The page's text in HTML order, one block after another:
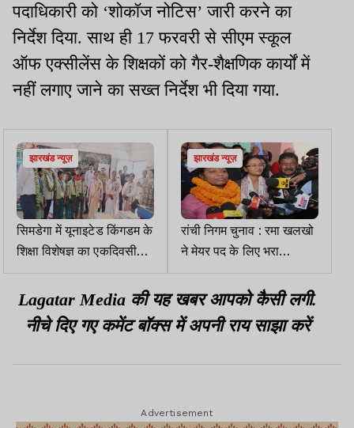
पदाधिकारी को ‘शोकॉज नोटिस’ जारी करने का
निर्देश दिया. साथ ही 17 फरवरी से सीएम स्कूल
ऑफ एक्सीलेंस के शिक्षकों को गैर-शैक्षणिक कार्यों में
नहीं लगाए जाने का सख्त निर्देश भी दिया गया.
झारखंड न्यूज़
सिमडेगा में यूनाइटेड किंगडम के
शिक्षा विशेषज्ञ का एकदिवसीय
भ्रमण संपन्न
झारखंड न्यूज़
रांची निगम चुनाव : रमा खलखो
ने मेयर पद के लिए भरा
नामांकन, कांग्रेस के कई नेता
रहे मौजूद
Lagatar Media की यह खबर आपको कैसी लगी.
नीचे दिए गए कमेंट बॉक्स में अपनी राय साझा करें
Advertisement